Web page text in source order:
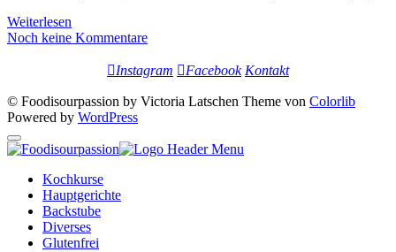
Weiterlesen
Noch keine Kommentare
Instagram Facebook Kontakt
© Foodisourpassion by Victoria Latschen Theme von Colorlib
Powered by WordPress
Kochkurse
Hauptgerichte
Backstube
Diverses
Glutenfrei